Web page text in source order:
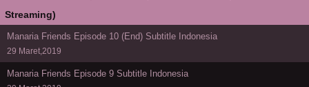
Streaming)
Manaria Friends Episode 10 (End) Subtitle Indonesia
29 Maret,2019
Manaria Friends Episode 9 Subtitle Indonesia